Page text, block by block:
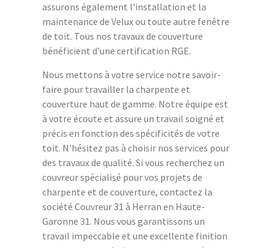
assurons également l'installation et la
maintenance de Velux ou toute autre fenêtre
de toit. Tous nos travaux de couverture
bénéficient d'une certification RGE.
Nous mettons à votre service notre savoir-
faire pour travailler la charpente et
couverture haut de gamme. Notre équipe est
à votre écoute et assure un travail soigné et
précis en fonction des spécificités de votre
toit. N'hésitez pas à choisir nos services pour
des travaux de qualité. Si vous recherchez un
couvreur spécialisé pour vos projets de
charpente et de couverture, contactez la
société Couvreur 31 à Herran en Haute-
Garonne 31. Nous vous garantissons un
travail impeccable et une excellente finition